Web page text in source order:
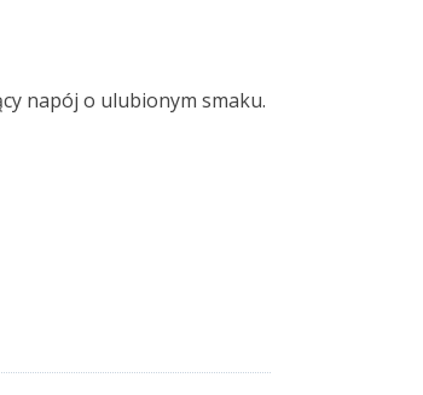
napój o ulubionym smaku.